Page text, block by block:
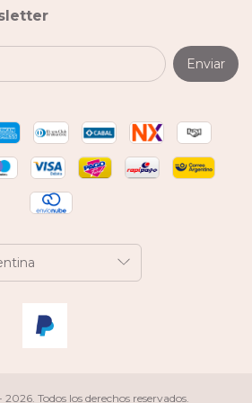
Todos los derechos reservados.